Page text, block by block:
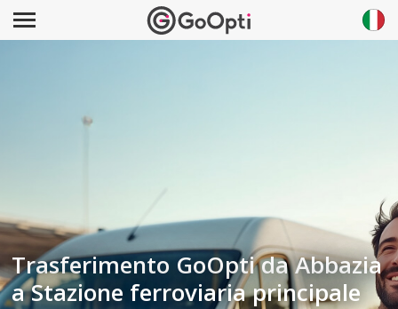
Trasferimento GoOpti da Abbazia
a Stazione ferroviaria principale